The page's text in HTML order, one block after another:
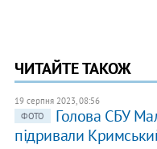
ЧИТАЙТЕ ТАКОЖ
19 серпня 2023, 08:56
ФОТО
Голова СБУ
підривали